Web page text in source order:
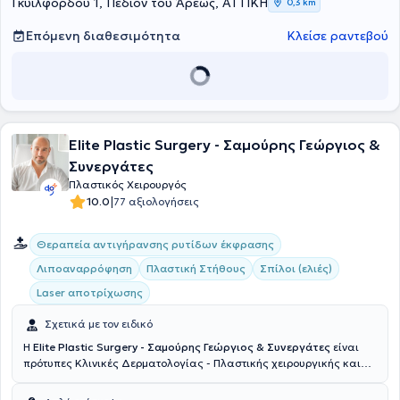
προπτυχιακών φοιτητών της Ιατρικής Σχολής Αθηνών, ενώ
παράλληλα επί σειρά ετών υπήρξε εκπαιδευτής ειδικευόμενων
γιατρός καταμετρά πολυάριθμες δημοσιεύσεις σε ελληνικά και
διεθνή περιοδικά και πραγματοποίησε εργασίες, ανακοινώσεις και
Επόμενη διαθεσιμότητα Κλείσε ραντεβού
Elite Plastic Surgery - Σαμούρης Γεώργιος &
Συνεργάτες
Πλαστικός Χειρουργός
10.0|77 αξιολογήσεις
Θεραπεία αντιγήρανσης ρυτίδων έκφρασης
Λιποαναρρόφηση
Πλαστική Στήθους
Σπίλοι (ελιές)
Laser αποτρίχωσης
Σχετικά με τον ειδικό
Η Elite Plastic Surgery - Σαμούρης Γεώργιος & Συνεργάτες είναι
πρότυπες Κλινικές Δερματολογίας - Πλαστικής χειρουργικής και
διευθυντής της Κλινικής είναι ο πλαστικός χειρουργός Γιώργος